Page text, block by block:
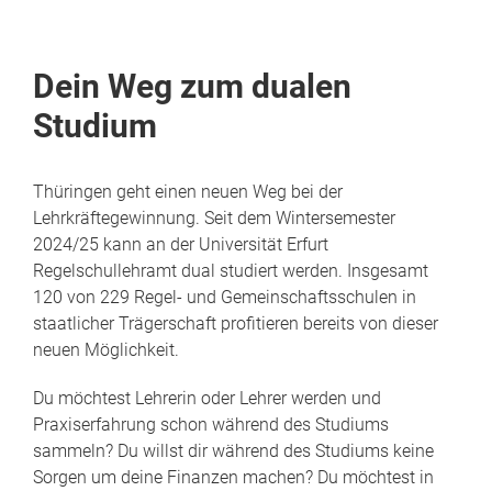
Dein Weg zum dualen
Studium
Thüringen geht einen neuen Weg bei der
Lehrkräftegewinnung. Seit dem Wintersemester
2024/25 kann an der Universität Erfurt
Regelschullehramt dual studiert werden. Insgesamt
120 von 229 Regel- und Gemeinschaftsschulen in
staatlicher Trägerschaft profitieren bereits von dieser
neuen Möglichkeit.
Du möchtest Lehrerin oder Lehrer werden und
Praxiserfahrung schon während des Studiums
sammeln? Du willst dir während des Studiums keine
Sorgen um deine Finanzen machen? Du möchtest in